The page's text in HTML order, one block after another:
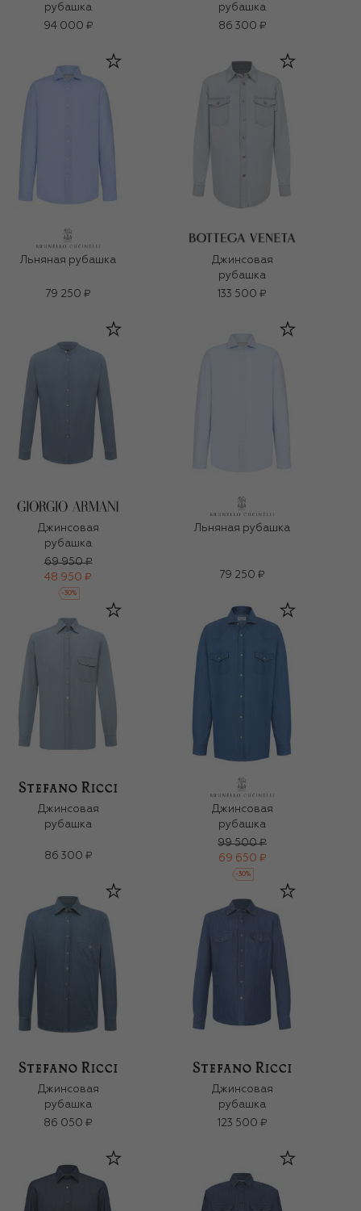
рубашка
94 000 ₽
рубашка
86 300 ₽
Льняная рубашка
79 250 ₽
Джинсовая
рубашка
133 500 ₽
Джинсовая
рубашка
69 950 ₽
48 950 ₽
-30%
Льняная рубашка
79 250 ₽
Джинсовая
рубашка
86 300 ₽
Джинсовая
рубашка
99 500 ₽
69 650 ₽
-30%
Джинсовая
рубашка
86 050 ₽
Джинсовая
рубашка
123 500 ₽